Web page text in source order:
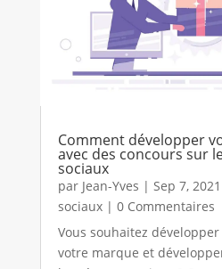
Comment développer
avec des concours sur
sociaux
par Jean-Yves | Sep 7, 2021
sociaux| 0 Commentaires
Vous souhaitez
votre marque et